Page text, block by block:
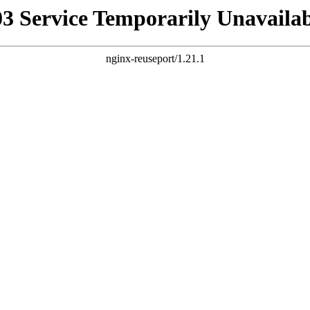
Service Temporarily
nginx-reuseport/1.21.1